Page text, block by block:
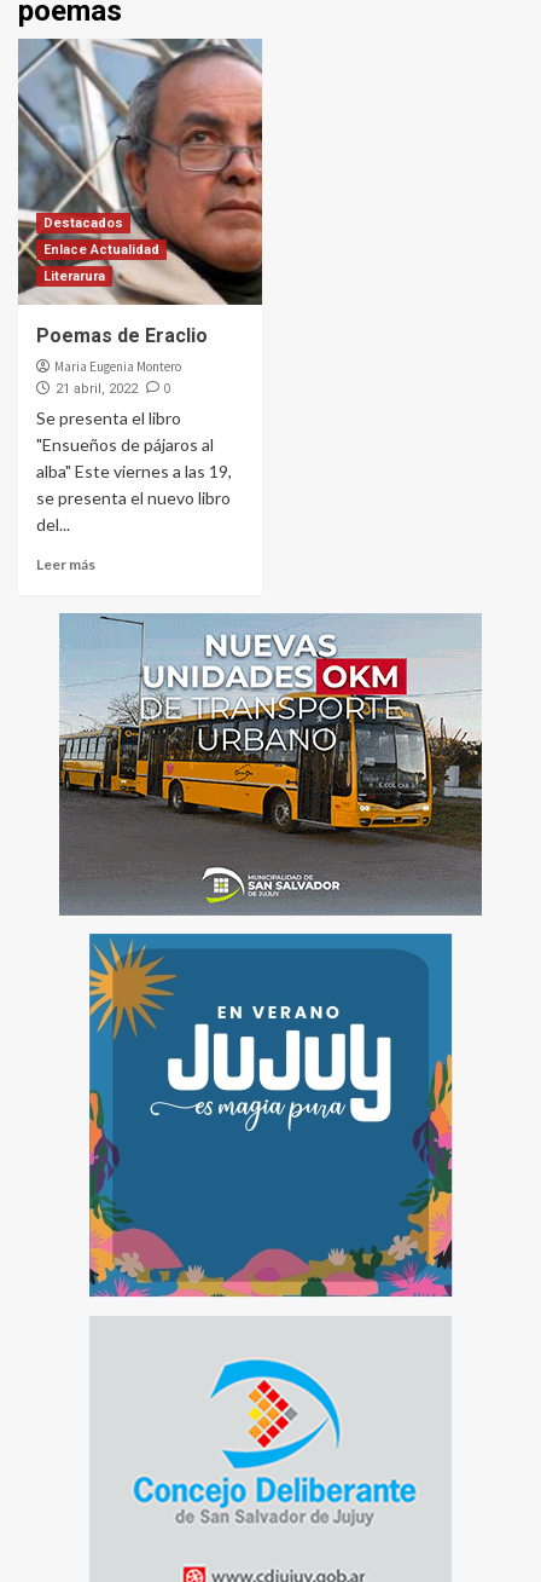
poemas
Destacados
Enlace Actualidad
Literarura
Poemas de Eraclio
Maria Eugenia Montero
21 abril, 2022 0
Se presenta el libro
"Ensueños de pájaros al
alba" Este viernes a las 19,
se presenta el nuevo libro
del...
Leer más